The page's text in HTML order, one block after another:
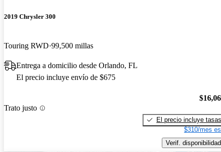
2019 Chrysler 300
Touring RWD 99,500 millas
Entrega a domicilio desde Orlando, FL
El precio incluye envío de $675
Trato justo
El precio incluye tasas
$310/mes
Verif. disponibilidad